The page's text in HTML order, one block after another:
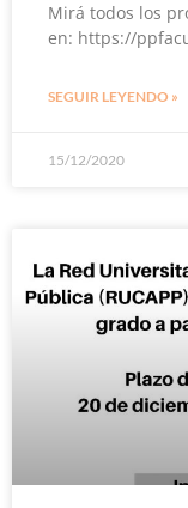
Mirá todos los
en: https://
SEGUIR LEYENDO »
15/12/2020